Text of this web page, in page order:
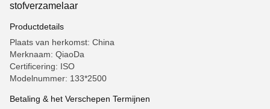
stofverzamelaar
Productdetails
Plaats van herkomst: China
Merknaam: QiaoDa
Certificering: ISO
Modelnummer: 133*2500
Betaling & het Verschepen Termijnen